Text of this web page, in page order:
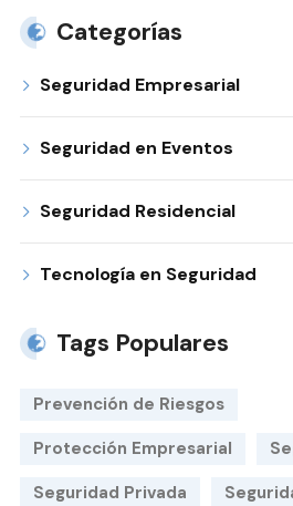
Categorías
Seguridad Empresarial
Seguridad en Eventos
Seguridad Residencial
Tecnología en Seguridad
Tags Populares
Prevención de Riesgos
Protección Empresarial
Seguridad Privada